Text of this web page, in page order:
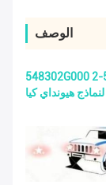
الوصف
548302G000 الجديد الأصلي 54830-2G000 المثابرة الربط الأمامي
لنماذج هيونداي كيا